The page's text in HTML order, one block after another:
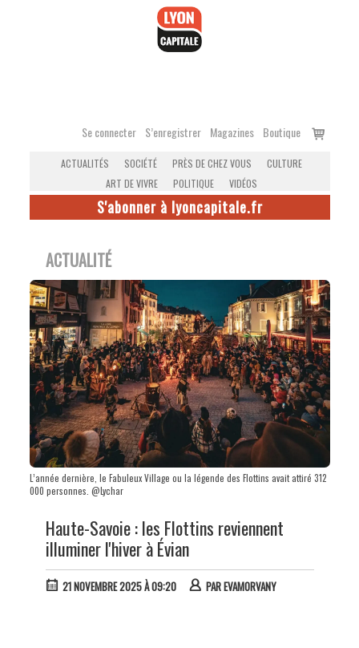
Se connecter S’enregistrer Magazines Boutique
Voir
ACTUALITÉS SOCIÉTÉ PRÈS DE CHEZ VOUS
CULTURE
ART DE VIVRE
POLITIQUE VIDÉOS
S'abonner à lyoncapitale.fr
ACTUALITÉ
L’année dernière, le Fabuleux Village ou la légende des Flottins avait attiré 312
000 personnes. @Lychar
Haute-Savoie : les Flottins reviennent
illuminer l'hiver à Évian
21 NOVEMBRE 2025 À 09:20 PAREVAMORVANY